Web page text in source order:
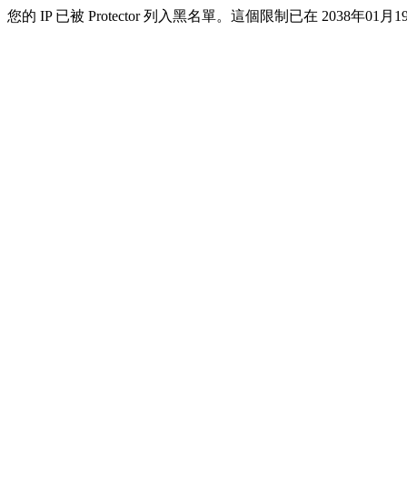
您的 IP 已被 Protector 列入黑名單。這個限制已在 2038年01月